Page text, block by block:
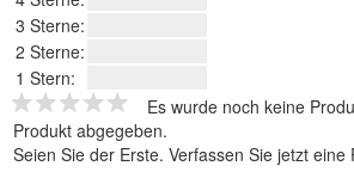
3 Sterne:
2 Sterne:
1 Stern:
Es wurde noch keine
Produkt abgegeben.
Seien Sie der Erste. Verfassen Sie jetzt eine